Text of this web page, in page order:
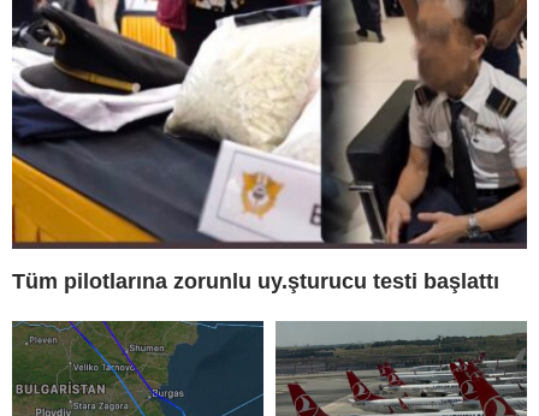
Tüm pilotlarına zorunlu uy.şturucu testi başlattı